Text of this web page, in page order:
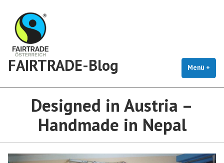
Inhalt
springen
FAIRTRADE-Blog Menü +
Designed in Austria –
Handmade in Nepal